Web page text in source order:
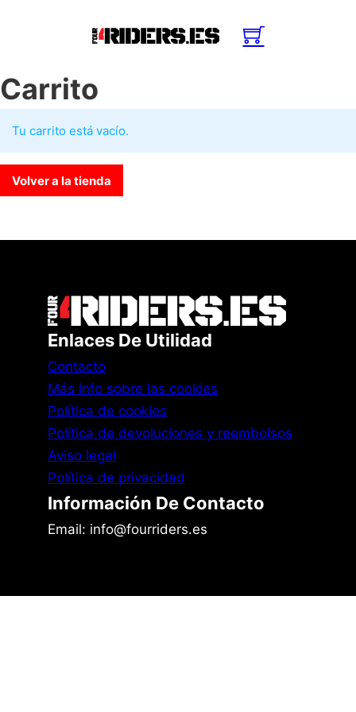
Carrito
Tu carrito está vacío.
Volver a la tienda
Enlaces De Utilidad
Contacto
Más info sobre las cookies
Política de cookies
Política de devoluciones y reembolsos
Aviso legal
Política de privacidad
Información De Contacto
Email: info@fourriders.es